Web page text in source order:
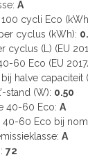
A
cycli Eco
cyclus (kWh):
cyclus (L) (EU
60 Eco (EU
halve capaciteit
stand (W): 0.50
40-60 Eco: A
60 Eco bij
A
72